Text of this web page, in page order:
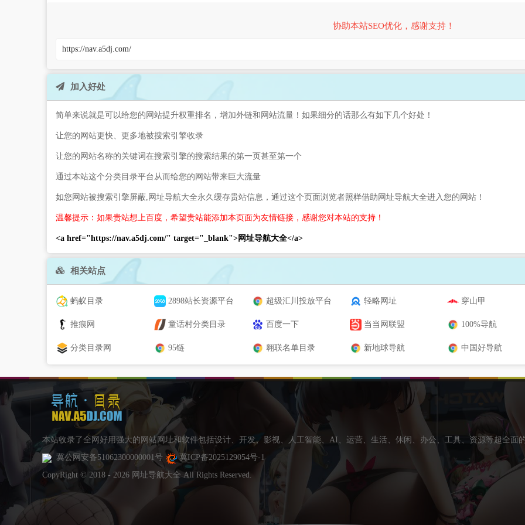
协助本站SEO优化，感谢支持！
加入好处
简单来说就是可以给您的网站提升权重排名，增加外链和网站流量！如果细分的话那么有如下几个好处！
让您的网站更快、更多地被搜索引擎收录
让您的网站名称的关键词在搜索引擎的搜索结果的第一页甚至第一个
通过本站这个分类目录平台从而给您的网站带来巨大流量
如您网站被搜索引擎屏蔽,网址导航大全永久缓存贵站信息，通过这个页面浏览者照样借助网址导航大全进入您的网站！
温馨提示：如果贵站想上百度，希望贵站能添加本页面为友情链接，感谢您对本站的支持！
<a href="https://nav.a5dj.com/" target="_blank">网址导航大全</a>
相关站点
蚂蚁目录 2898站长资源平台 超级汇川投放平台 轻略网址 穿山甲
推痕网 童话村分类目录 百度一下 当当网联盟 100%导航
分类目录网 95链 翱联名单目录 新地球导航 中国好导航
本站收录了全网好用强大的网站网址和软件包括设计、开发、影视、人工智能、AI、运营、生活、休闲、办公、工具、资源等超全面
冀公网安备51062300000001号
冀ICP备2025129054号-1
CopyRight © 2018 - 2026 网址导航大全 All Rights Reserved.